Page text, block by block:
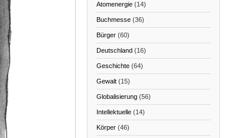
Atomenergie(14)
Buchmesse(36)
Bürger(60)
Deutschland(16)
Geschichte(64)
Gewalt(15)
Globalisierung(56)
Intellektuelle(14)
Körper(46)